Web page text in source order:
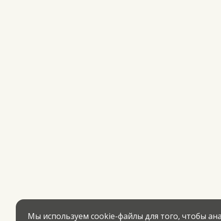
Мы используем cookie-файлы для того, чтобы